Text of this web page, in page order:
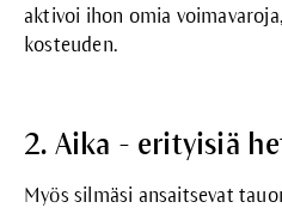
aktivoi ihon omia
kosteuden.
2. Aika - erityisiä
Myös silmäsi ansaitsevat